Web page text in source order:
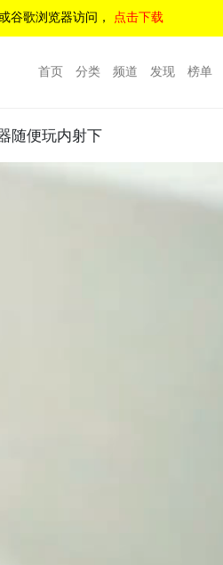
谷歌浏览器访问， 点击下载
首页 分类 频道 发现 榜单
随便玩内射下